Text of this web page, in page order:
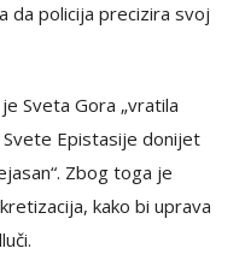
da policija precizira svoj
Sveta Gora „vratila
Svete Epistasije donijet
Zbog toga je
kako bi uprava